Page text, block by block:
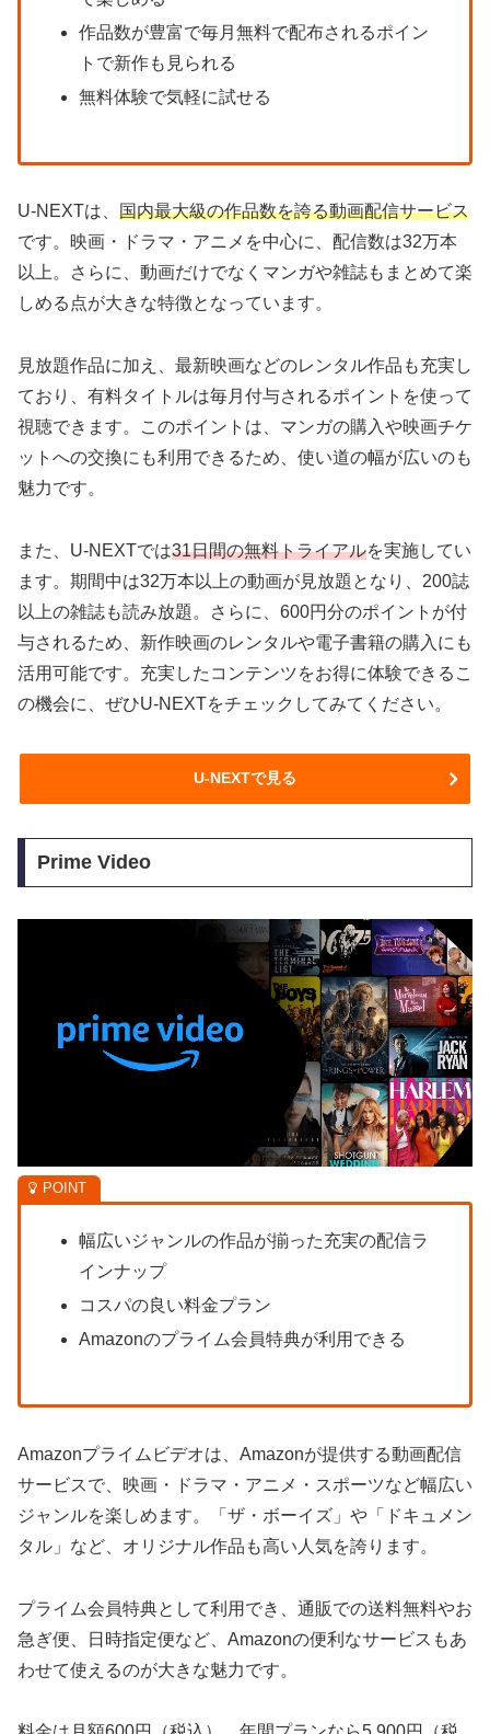
作品数が豊富で毎月無料で配布されるポイン
トで新作も見られる
無料体験で気軽に試せる
U-NEXTは、 国内最大級の作品数を誇る動画配信サービス
です。映画・ドラマ・アニメを中心に、配信数は32万本
以上。さらに、動画だけでなくマンガや雑誌もまとめて楽
しめる点が大きな特徴となっています。
見放題作品に加え、最新映画などのレンタル作品も充実し
ており、有料タイトルは毎月付与されるポイントを使って
視聴できます。このポイントは、マンガの購入や映画チケ
ットへの交換にも利用できるため、使い道の幅が広いのも
魅力です。
また、U-NEXTでは31日間の無料トライアルを実施してい
ます。期間中は32万本以上の動画が見放題となり、200誌
以上の雑誌も読み放題。さらに、600円分のポイントが付
与されるため、新作映画のレンタルや電子書籍の購入にも
活用可能です。充実したコンテンツをお得に体験できるこ
の機会に、ぜひU-NEXTをチェックしてみてください。
U-NEXTで見る
Prime Video
幅広いジャンルの作品が揃った充実の配信ラ
インナップ
コスパの良い料金プラン
Amazonのプライム会員特典が利用できる
Amazonプライムビデオは、Amazonが提供する動画配信
サービスで、映画・ドラマ・アニメ・スポーツなど幅広い
ジャンルを楽しめます。「ザ・ボーイズ」や「ドキュメン
タル」など、オリジナル作品も高い人気を誇ります。
プライム会員特典として利用でき、通販での送料無料やお
急ぎ便、日時指定便など、Amazonの便利なサービスもあ
わせて使えるのが大きな魅力です。